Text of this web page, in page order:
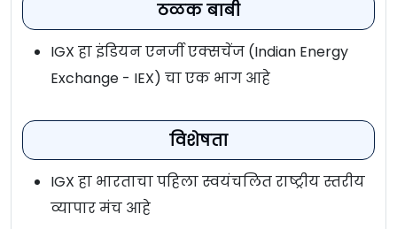
ठळक बाबी
IGX हा इंडियन एनर्जी एक्सचेंज (Indian Energy
Exchange - IEX) चा एक भाग आहे
विशेषता
IGX हा भारताचा पहिला स्वयंचलित राष्ट्रीय स्तरीय
व्यापार मंच आहे